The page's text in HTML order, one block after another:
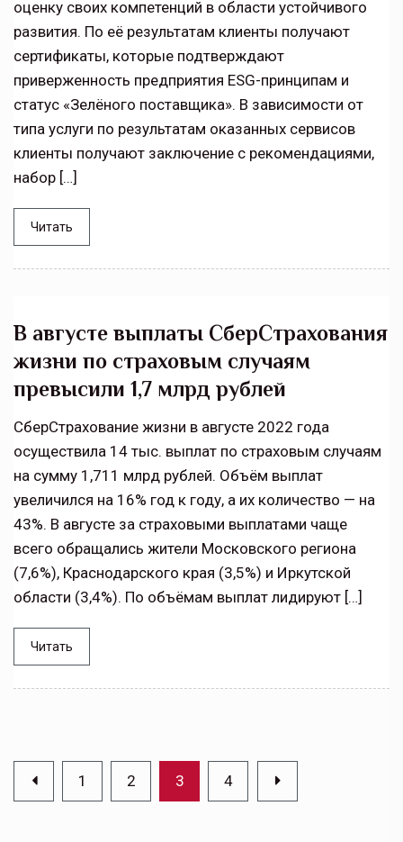
оценку своих компетенций в области устойчивого
развития. По её результатам клиенты получают
сертификаты, которые подтверждают
приверженность предприятия ESG-принципам и
статус «Зелёного поставщика». В зависимости от
типа услуги по результатам оказанных сервисов
клиенты получают заключение с рекомендациями,
набор […]
Читать
В августе выплаты СберСтрахования
жизни по страховым случаям
превысили 1,7 млрд рублей
СберСтрахование жизни в августе 2022 года
осуществила 14 тыс. выплат по страховым случаям
на сумму 1,711 млрд рублей. Объём выплат
увеличился на 16% год к году, а их количество — на
43%. В августе за страховыми выплатами чаще
всего обращались жители Московского региона
(7,6%), Краснодарского края (3,5%) и Иркутской
области (3,4%). По объёмам выплат лидируют […]
Читать
1 2 3 4